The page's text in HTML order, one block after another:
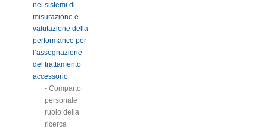
nei sistemi di
misurazione e
valutazione della
performance per
l’assegnazione
del trattamento
accessorio
- Comparto
personale
ruolo della
ricerca